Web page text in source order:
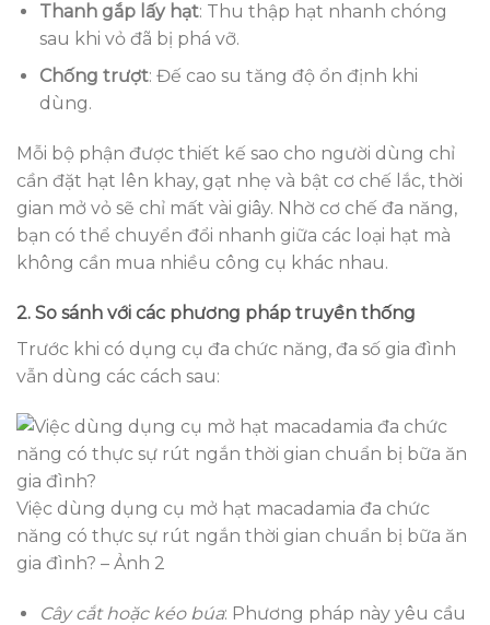
Thanh gắp lấy hạt: Thu thập hạt nhanh chóng
sau khi vỏ đã bị phá vỡ.
Chống trượt: Đế cao su tăng độ ổn định khi
dùng.
Mỗi bộ phận được thiết kế sao cho người dùng chỉ
cần đặt hạt lên khay, gạt nhẹ và bật cơ chế lắc, thời
gian mở vỏ sẽ chỉ mất vài giây. Nhờ cơ chế đa năng,
bạn có thể chuyển đổi nhanh giữa các loại hạt mà
không cần mua nhiều công cụ khác nhau.
2. So sánh với các phương pháp truyền thống
Trước khi có dụng cụ đa chức năng, đa số gia đình
vẫn dùng các cách sau:
Việc dùng dụng cụ mở hạt macadamia đa chức
năng có thực sự rút ngắn thời gian chuẩn bị bữa ăn
gia đình? – Ảnh 2
Cây cắt hoặc kéo búa: Phương pháp này yêu cầu